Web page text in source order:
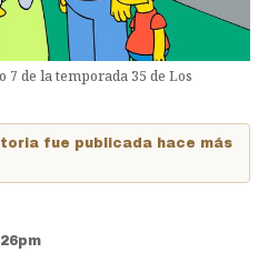
de la temporada 35 de Los
fue publicada hace más